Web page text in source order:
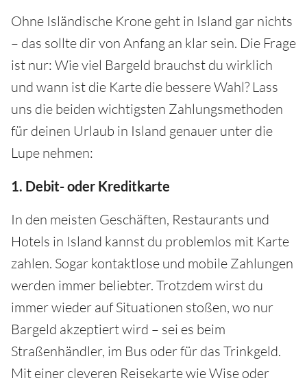
Ohne Isländische Krone geht in Island gar nichts
– das sollte dir von Anfang an klar sein. Die Frage
ist nur: Wie viel Bargeld brauchst du wirklich
und wann ist die Karte die bessere Wahl? Lass
uns die beiden wichtigsten Zahlungsmethoden
für deinen Urlaub in Island genauer unter die
Lupe nehmen:
1. Debit- oder Kreditkarte
In den meisten Geschäften, Restaurants und
Hotels in Island kannst du problemlos mit Karte
zahlen. Sogar kontaktlose und mobile Zahlungen
werden immer beliebter. Trotzdem wirst du
immer wieder auf Situationen stoßen, wo nur
Bargeld akzeptiert wird – sei es beim
Straßenhändler, im Bus oder für das Trinkgeld.
Mit einer cleveren Reisekarte wie Wise oder